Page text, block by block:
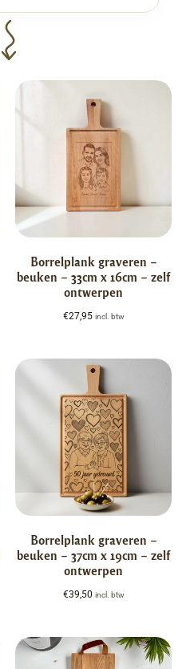
Borrelplank graveren –
beuken – 33cm x 16cm – zelf
ontwerpen
€27,95 incl. btw
Borrelplank graveren –
beuken – 37cm x 19cm – zelf
ontwerpen
€39,50 incl. btw